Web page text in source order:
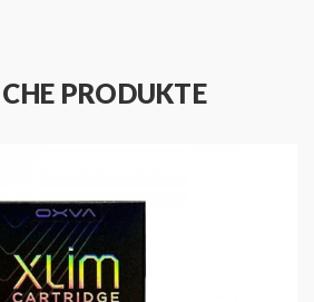
PRODUKTE